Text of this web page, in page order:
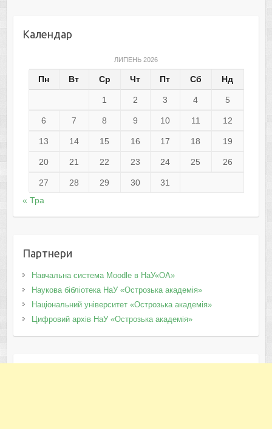
Календар
ЛИПЕНЬ 2026
Пн Вт Ср Чт Пт Сб Нд
1 2 3 4 5
6 7 8 9 10 11 12
13 14 15 16 17 18 19
20 21 22 23 24 25 26
27 28 29 30
31
« Тра
Партнери
Навчальна система Moodle в НаУ«ОА»
Наукова бібліотека НаУ «Острозька академія»
Національний університет «Острозька академія»
Цифровий архів НаУ «Острозька академія»